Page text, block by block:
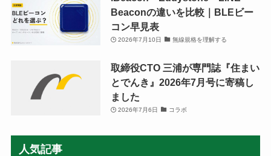
Beaconの違いを比較｜BLEビー
コン早見表
2026年7月10日 無線規格を理解する
取締役CTO 三浦が専門誌『住まい
とでんき』2026年7月号に寄稿し
ました
2026年7月6日 コラボ
人気記事